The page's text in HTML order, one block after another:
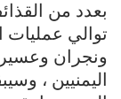
بعدد من
توالي عمليات
ونجران وعسير
اليمنيين ،